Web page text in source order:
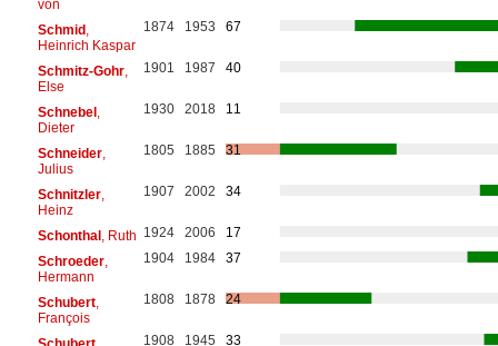
von
Schmid,
Heinrich Kaspar
1874 1953 67
Schmitz-Gohr,
Else
1901 1987 40
Schnebel,
Dieter
1930 2018 11
Schneider,
Julius
1805 1885 31
Schnitzler,
Heinz
1907 2002 34
Schonthal, Ruth 1924 2006
17
Schroeder,
Hermann
1904 1984 37
Schubert,
François
1808 1878 24
1908 1945 33